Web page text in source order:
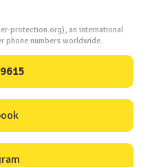
protection.org), an international
phone numbers worldwide.